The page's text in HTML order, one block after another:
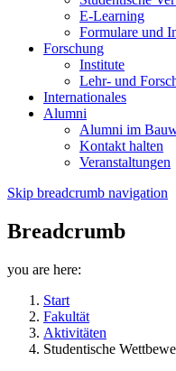
E-Learning
Formulare und
Forschung
Institute
Lehr- und
Internationales
Alumni
Alumni im
Kontakt halten
Veranstaltungen
Skip breadcrumb navigation
Breadcrumb
you are here:
Start
Fakultät
Aktivitäten
Studentische